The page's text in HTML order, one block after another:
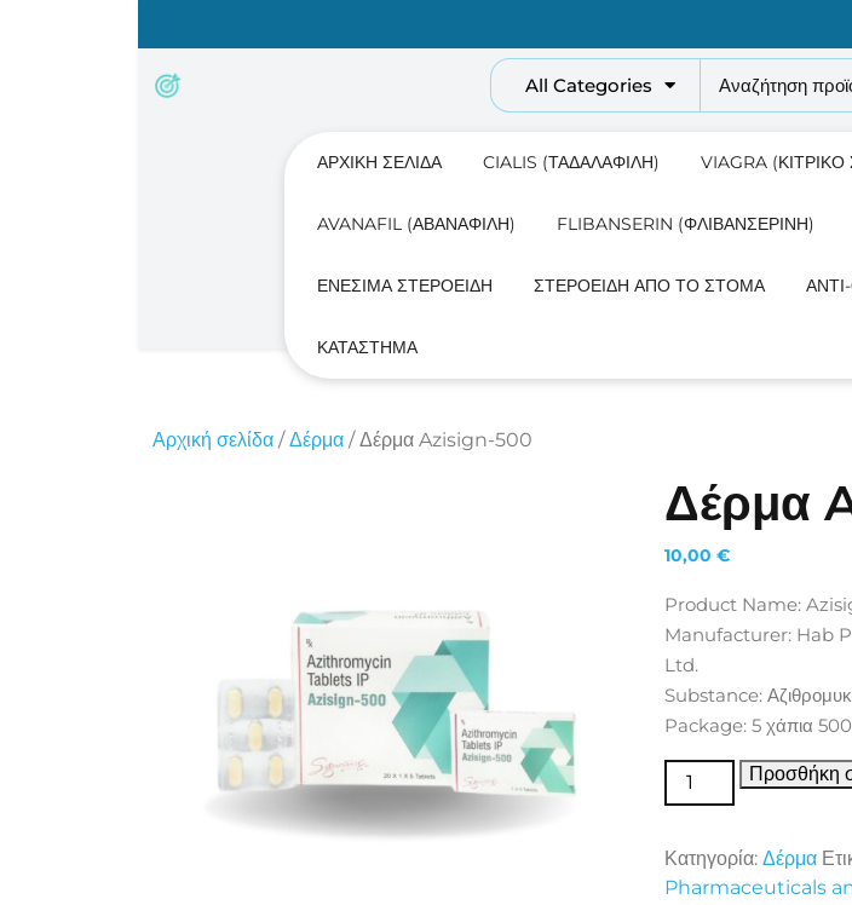
content
All Categories
ΑΡΧΙΚΉ ΣΕΛΊΔΑ CIALIS (ΤΑΔΑΛΑΦΊΛΗ) VIAGRA
AVANAFIL (ΑΒΑΝΑΦΊΛΗ) FLIBANSERIN (ΦΛΙΒΑΝΣΕΡΊΝΗ)
ΕΝΈΣΙΜΑ ΣΤΕΡΟΕΙΔΉ ΣΤΕΡΟΕΙΔΉ ΑΠΌ ΤΟ ΣΤΌΜΑ
ΚΑΤΆΣΤΗΜΑ
Αρχική σελίδα /Δέρμα / Δέρμα Azisign-500
Δέρμα
10,00 €
Product Name:
Manufacturer: Hab
Ltd.
Substance:
Package: 5 χάπια
Δέρμα Azisign-500
Προσθήκη
Κατηγορία: Δέρμα
Pharmaceuticals